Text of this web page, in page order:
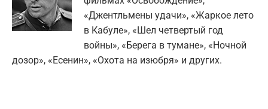
«Джентльмены удачи», «Жаркое лето
в Кабуле», «Шел четвертый год
войны», «Берега в тумане», «Ночной
дозор», «Есенин», «Охота на изюбря» и других.